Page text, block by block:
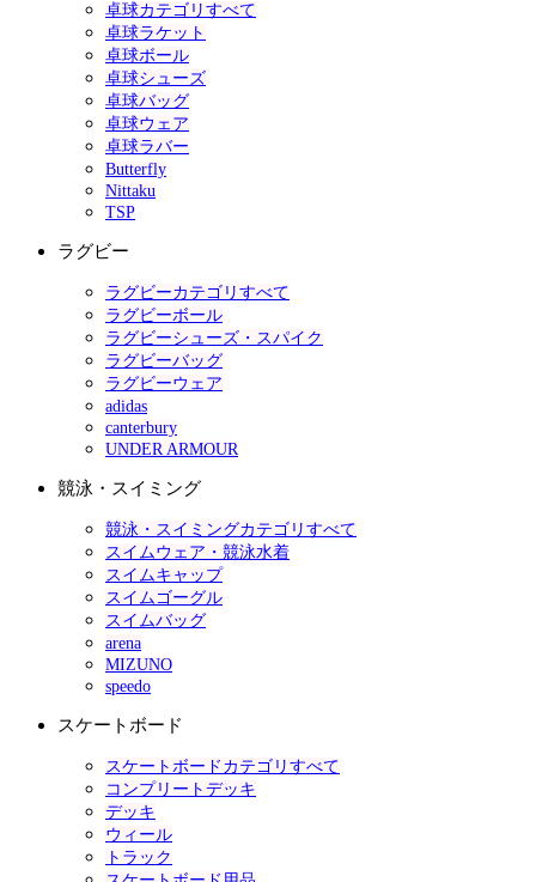
卓球カテゴリすべて
卓球ラケット
卓球ボール
卓球シューズ
卓球バッグ
卓球ウェア
卓球ラバー
Butterfly
Nittaku
TSP
ラグビー
ラグビーカテゴリすべて
ラグビーボール
ラグビーシューズ・スパイク
ラグビーバッグ
ラグビーウェア
adidas
canterbury
UNDER ARMOUR
競泳・スイミング
競泳・スイミングカテゴリすべて
スイムウェア・競泳水着
スイムキャップ
スイムゴーグル
スイムバッグ
arena
MIZUNO
speedo
スケートボード
スケートボードカテゴリすべて
コンプリートデッキ
デッキ
ウィール
トラック